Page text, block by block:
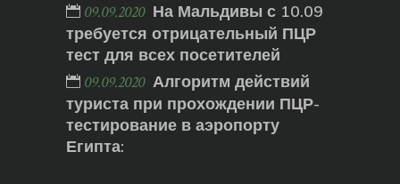
09.09.2020 На Мальдивы с 10.09
требуется отрицательный ПЦР
тест для всех посетителей
09.09.2020 Алгоритм действий
туриста при прохождении ПЦР-
тестирование в аэропорту
Египта: